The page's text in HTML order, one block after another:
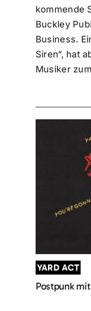
kommende
Buckley
Business.
Siren“, hat
Musiker
YARD ACT
Postpunk